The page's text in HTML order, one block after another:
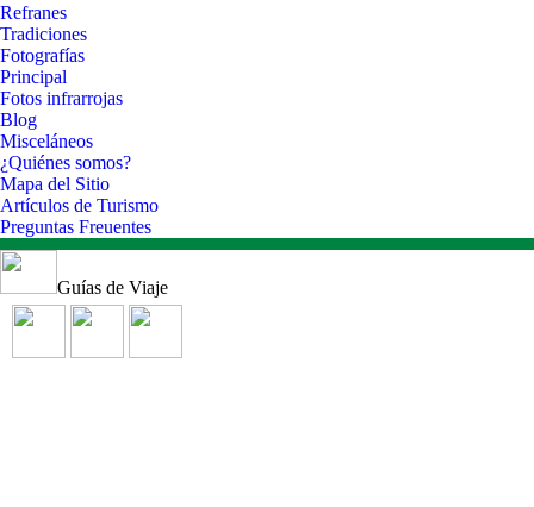
Refranes
Tradiciones
Fotografías
Principal
Fotos infrarrojas
Blog
Misceláneos
¿Quiénes somos?
Mapa del Sitio
Artículos de Turismo
Preguntas Freuentes
Guías de Viaje